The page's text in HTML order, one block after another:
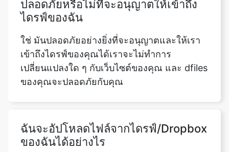
เข้าถึงไดรฟ์ของคุณได้เราจะไม่ทำการ
เปลี่ยนแปลงใด ๆ กับเว็บไซต์ของคุณ และ dfiles
ของคุณจะปลอดภัยกับคุณ
ฉันจะอัปโหลดไฟล์จากไดรฟ์/Dropbox
Dropbox/Google Driveเลือกบัญชี Google จาก
ตำแหน่งที่คุณต้องการเชื่อมโยงไดรฟ์ของคุณ